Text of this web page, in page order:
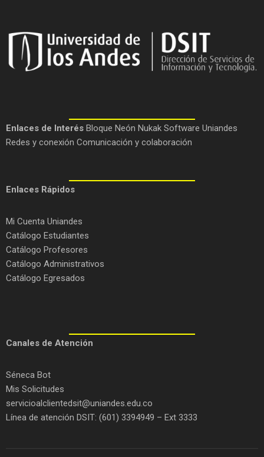
Enlaces de Interés Bloque Neón Nukak Software Uniandes
Redes y conexión Comunicación y colaboración
Enlaces Rápidos
Mi Cuenta Uniandes
Catálogo Estudiantes
Catálogo Profesores
Catálogo Administrativos
Catálogo Egresados
Canales de Atención
Séneca Bot
Mis Solicitudes
servicioalclientedsit@uniandes.edu.co
Línea de atención DSIT: (601) 3394949 – Ext 3333